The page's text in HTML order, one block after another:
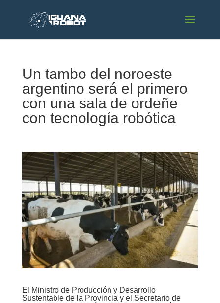
Un tambo del noroeste
argentino será el primero
con una sala de ordeñe
con tecnología robótica
El Ministro de Producción y Desarrollo
Sustentable de la Provincia y el Secretario de